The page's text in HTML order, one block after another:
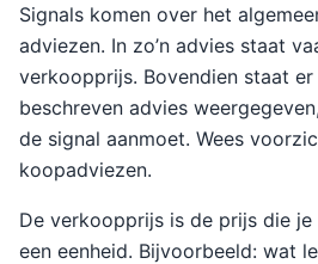
Signals komen over het
adviezen. In zo’n advies staat
verkoopprijs. Bovendien staat
beschreven advies
de signal aanmoet. Wees
koopadviezen.
De verkoopprijs is de prijs die
een eenheid. Bijvoorbeeld: wat